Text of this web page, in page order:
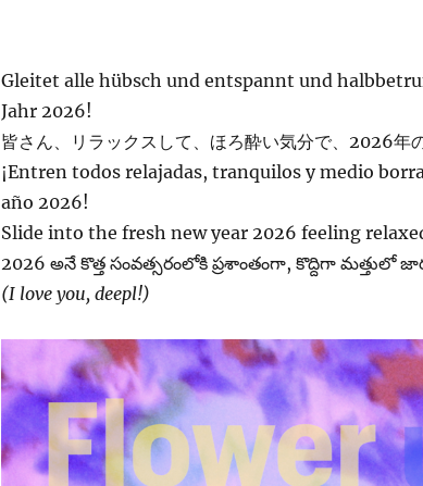
Gleitet alle hübsch und entspannt und
Jahr 2026!
皆さん、リラックスして、ほろ酔い気分で、2026年
¡Entren todos relajadas, tranquilos y medio
año 2026!
Slide into the fresh new year 2026 feeling
2026 అనే కొత్త సంవత్సరంలోకి ప్రశాంతంగా, కొద్దిగా మత్తులో
(I love you, deepl!)